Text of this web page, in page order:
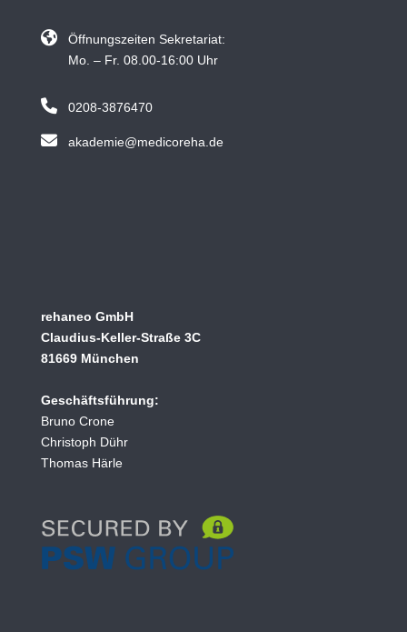
Öffnungszeiten Sekretariat:
Mo. – Fr. 08.00-16:00 Uhr
0208-3876470
akademie@medicoreha.de
rehaneo GmbH
Claudius-Keller-Straße 3C
81669 München
Geschäftsführung:
Bruno Crone
Christoph Dühr
Thomas Härle